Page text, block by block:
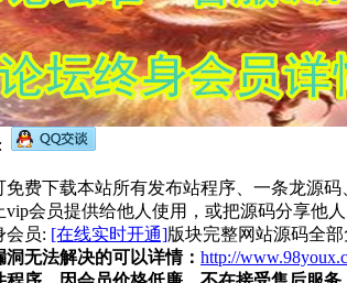
免费下载本站所有发布站程序、一条龙源
会员提供给他人使用，或把源码分享他
会员: [在线实时开通]版块完整网站源码全
无法解决的可以详情： http://